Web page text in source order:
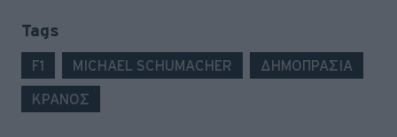
Tags
F1 MICHAEL SCHUMACHER ΔΗΜΟΠΡΑΣΙΑ
ΚΡΑΝΟΣ